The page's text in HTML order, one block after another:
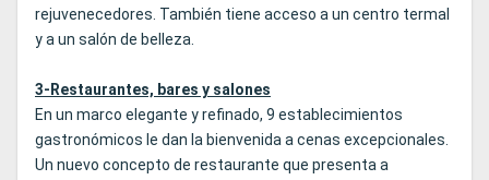
rejuvenecedores. También tiene acceso a un centro termal
y a un salón de belleza.
3-Restaurantes, bares y salones
En un marco elegante y refinado, 9 establecimientos
gastronómicos le dan la bienvenida a cenas excepcionales.
Un nuevo concepto de restaurante que presenta a